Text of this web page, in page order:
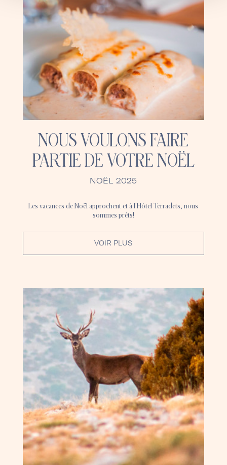
NOUS VOULONS FAIRE
PARTIE DE VOTRE NOËL
NOËL 2025
Les vacances de Noël approchent et à l'Hôtel Terradets, nous
sommes prêts!
VOIR PLUS